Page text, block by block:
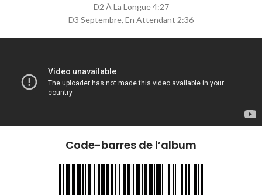
D2 À La Longue 4:27
D3 Septembre, En Attendant 2:36
Code-barres de l’album